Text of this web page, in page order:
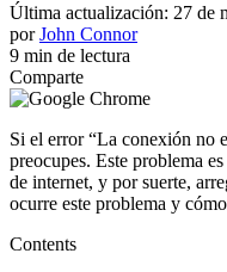
Última actualización: 27 de
por John Connor
9 min de lectura
Comparte
Si el error “La conexión no
preocupes. Este problema
de internet, y por suerte,
ocurre este problema y
Contents